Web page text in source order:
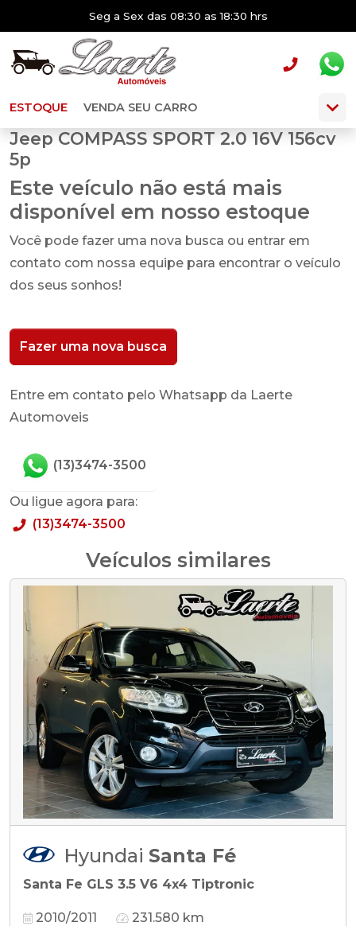
Seg a Sex das 08:30 as 18:30 hrs
ESTOQUE VENDA SEU CARRO
Jeep COMPASS SPORT 2.0 16V 156cv
5p
Este veículo não está mais
disponível em nosso estoque
Você pode fazer uma nova busca ou entrar em
contato com nossa equipe para encontrar o veículo
dos seus sonhos!
Fazer uma nova busca
Entre em contato pelo Whatsapp da Laerte
Automoveis
(13)3474-3500
Ou ligue agora para:
(13)3474-3500
Veículos similares
Hyundai Santa Fé
Santa Fe GLS 3.5 V6 4x4 Tiptronic
2010/2011 231.580 km